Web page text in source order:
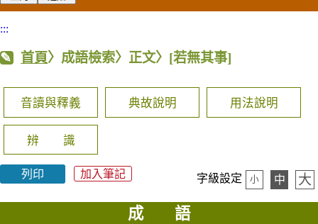
:::
首頁〉成語檢索〉正文〉 [若無其事]
音讀與釋義 典故說明 用法說明
辨 識
列印 加入筆記 字級設定 小 中 大
成 語